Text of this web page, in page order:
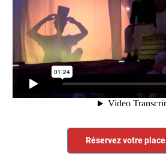
Réservez votre place